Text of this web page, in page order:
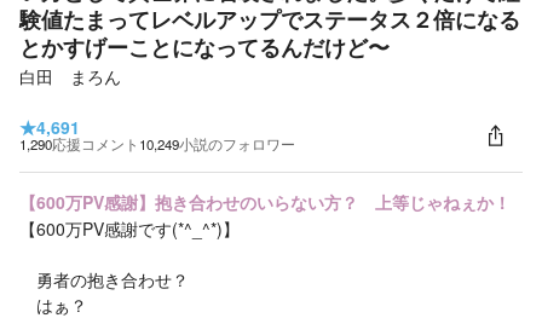
験値たまってレベルアップでステータス２倍になる
とかすげーことになってるんだけど〜
白田 まろん
★4,691
1,290応援コメント 10,249小説のフォロワー
【600万PV感謝】抱き合わせのいらない方？ 上等じゃねぇか！
【600万PV感謝です(*^_^*)】
勇者の抱き合わせ？
はぁ？